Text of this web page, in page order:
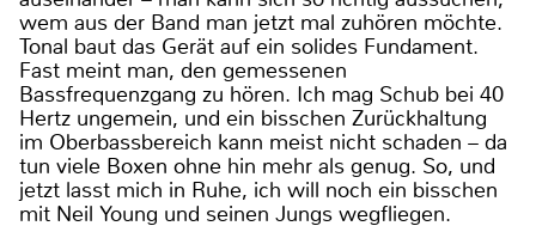
wem aus der Band man jetzt mal zuhören möchte.
Tonal baut das Gerät auf ein solides Fundament.
Fast meint man, den gemessenen
Bassfrequenzgang zu hören. Ich mag Schub bei 40
Hertz ungemein, und ein bisschen Zurückhaltung
im Oberbassbereich kann meist nicht schaden – da
tun viele Boxen ohne hin mehr als genug. So, und
jetzt lasst mich in Ruhe, ich will noch ein bisschen
mit Neil Young und seinen Jungs wegfliegen.